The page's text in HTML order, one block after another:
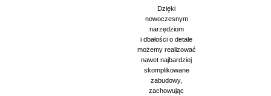
Dzięki
nowoczesnym
narzędziom
i dbałości o detale
możemy realizować
nawet najbardziej
skomplikowane
zabudowy,
zachowując